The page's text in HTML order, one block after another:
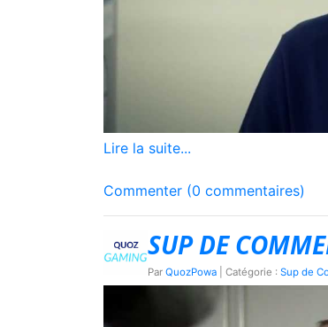
Lire la suite...
Commenter (0 commentaires)
SUP DE
Par QuozPowa | Catégorie : Sup de